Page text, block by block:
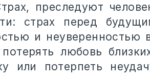
преследуют
страх перед
и неуверенностью
любовь
или потерпеть